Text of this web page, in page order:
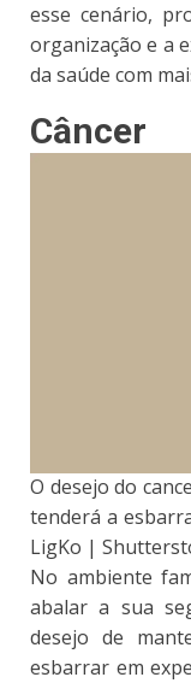
esse cenário,
organização e a
da saúde com
Câncer
O desejo do
tenderá a
LigKo |
No ambiente
abalar a sua
desejo de
esbarrar em